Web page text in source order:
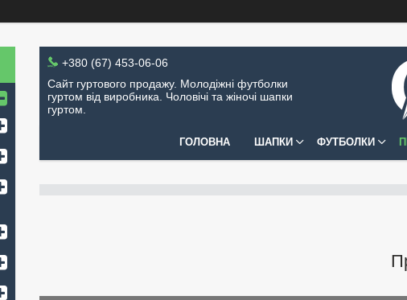
+380 (67) 453-06-06
Сайт гуртового продажу. Молодіжні футболки
гуртом від виробника. Чоловічі та жіночі шапки
гуртом.
ГОЛОВНА ШАПКИ ФУТБОЛКИ